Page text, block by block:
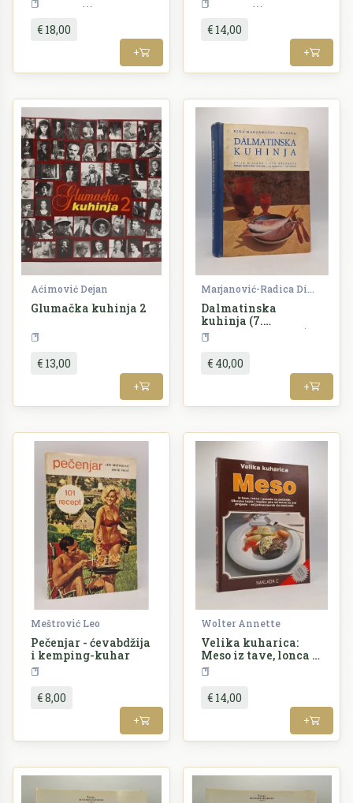
€ 18,00
+
€ 14,00
+
Aćimović Dejan
Glumačka kuhinja 2
€ 13,00
+
Marjanović-Radica Dika
Dalmatinska
kuhinja (7.
dopunjeno izdanje)
€ 40,00
+
Meštrović Leo
Pečenjar - ćevabdžija
i kemping-kuhar
€ 8,00
+
Wolter Annette
Velika kuharica:
Meso iz tave, lonca i
posude za pečenje.
Ukusna topla i
hladna jela do mesa
za sve prigode - od
€ 14,00
+